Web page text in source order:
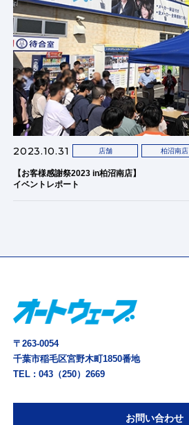
2023.10.31 店舗 柏沼南店
【お客様感謝祭2023 in柏沼南店】
イベントレポート
〒263-0054
千葉市稲毛区宮野木町1850番地
TEL :043（250）2669
お問い合わせ